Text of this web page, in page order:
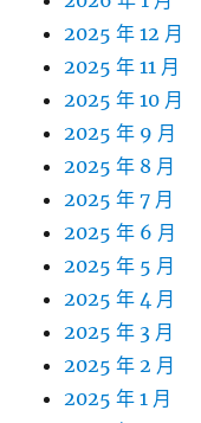
2025 年 12 月
2025 年 11 月
2025 年 10 月
2025 年 9 月
2025 年 8 月
2025 年 7 月
2025 年 6 月
2025 年 5 月
2025 年 4 月
2025 年 3 月
2025 年 2 月
2025 年 1 月